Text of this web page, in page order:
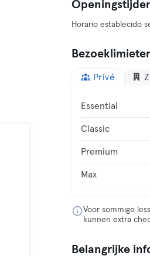
Horario establecido
Privé
Essential
Classic
Premium
Max
Voor sommige
kunnen extra
Belangrijke